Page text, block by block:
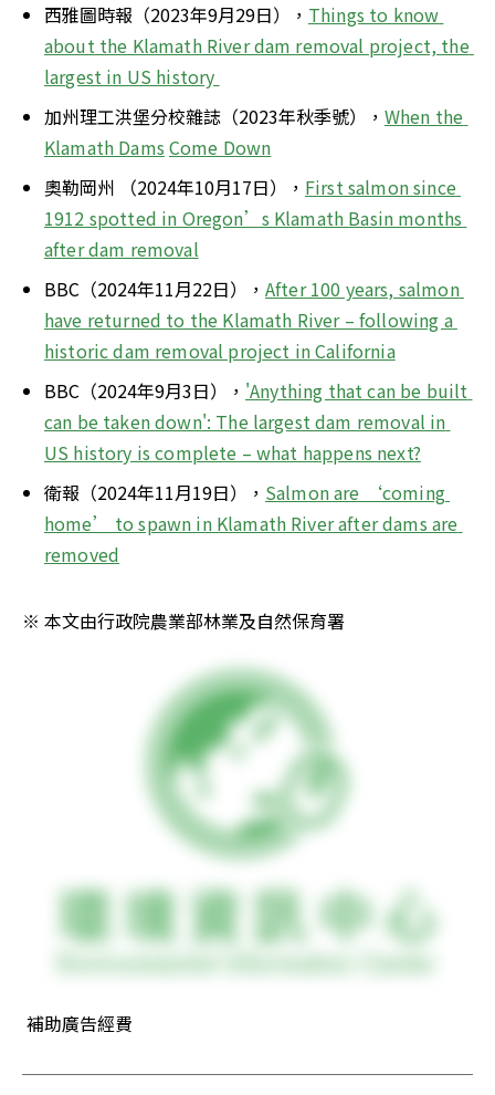
西雅圖時報（2023年9月29日）， Things to know
about the Klamath River dam removal project, the
largest in US history
加州理工洪堡分校雜誌（2023年秋季號）， When the
Klamath Dams Come Down
奧勒岡州 （2024年10月17日）， First salmon since
1912 spotted in Oregon’s Klamath Basin months
after dam removal
BBC（2024年11月22日）， After 100 years, salmon
have returned to the Klamath River – following a
historic dam removal project in California
BBC（2024年9月3日）， 'Anything that can be built
can be taken down': The largest dam removal in
US history is complete – what happens next?
衛報（2024年11月19日）， Salmon are ‘coming
home’ to spawn in Klamath River after dams are
removed
※ 本文由行政院農業部林業及自然保育署
補助廣告經費